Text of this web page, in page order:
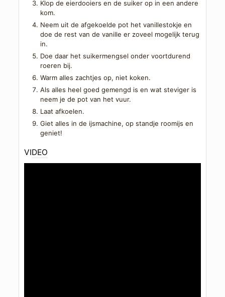
Klop de eierdooiers en de suiker op in een andere
kom.
Neem uit de afgekoelde pot het vanillestokje en
doe de rest van de vanille er zoveel mogelijk terug
in.
Doe daar het suikermengsel onder voortdurend
roeren bij.
Warm alles zachtjes op, niet koken.
Als alles heel goed gemengd is en wat steviger is
neem je de pot van het vuur.
Laat afkoelen.
Giet alles in de ijsmachine, op standje roomijs en
geniet!
VIDEO